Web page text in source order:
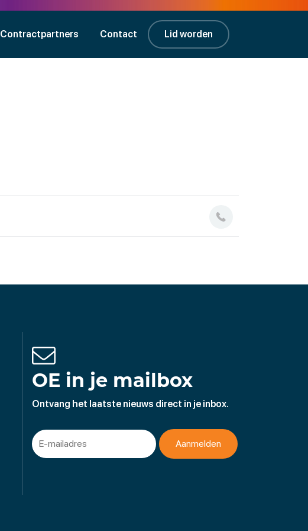
Contractpartners Contact Lid worden
OE in je mailbox
Ontvang het laatste nieuws direct in je inbox.